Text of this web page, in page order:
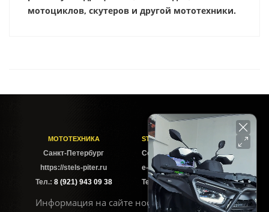
мотоциклов, скутеров и другой мототехники.
МОТОТЕХНИКА
Cанкт-Петербург
https://stels-piter.ru
Тел.: 8 (921) 943 09 38
STELS-PITER СОФИЙСКАЯ
Софийская ул. 6Б
e-mail: sales@stels-piter.ru
Тел.:8 (921) 943 09 38
Информация на сайте носит исключительно